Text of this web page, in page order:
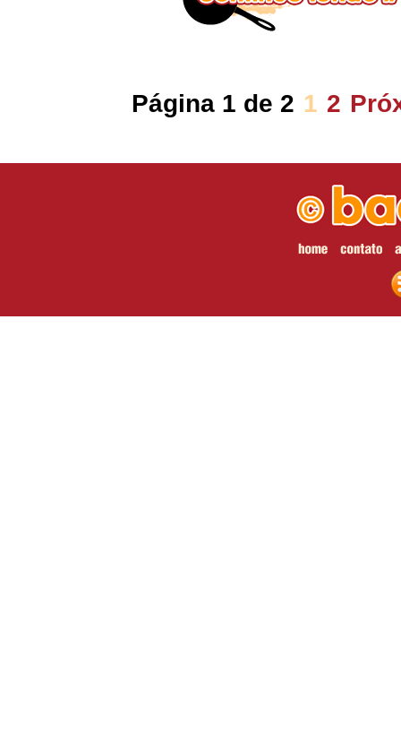
Página 1 de 2 1 2